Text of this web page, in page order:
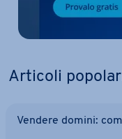
Articoli
Vendere domini: